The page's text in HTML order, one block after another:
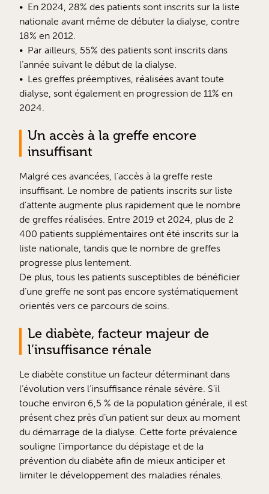
En 2024, 28% des patients sont inscrits sur la liste
nationale avant même de débuter la dialyse, contre
18% en 2012.
Par ailleurs, 55% des patients sont inscrits dans
l’année suivant le début de la dialyse.
Les greffes préemptives, réalisées avant toute
dialyse, sont également en progression de 11% en
2024.
Un accès à la greffe encore
insuffisant
Malgré ces avancées, l’accès à la greffe reste
insuffisant. Le nombre de patients inscrits sur liste
d’attente augmente plus rapidement que le nombre
de greffes réalisées. Entre 2019 et 2024, plus de 2
400 patients supplémentaires ont été inscrits sur la
liste nationale, tandis que le nombre de greffes
progresse plus lentement.
De plus, tous les patients susceptibles de bénéficier
d’une greffe ne sont pas encore systématiquement
orientés vers ce parcours de soins.
Le diabète, facteur majeur de
l’insuffisance rénale
Le diabète constitue un facteur déterminant dans
l’évolution vers l’insuffisance rénale sévère. S’il
touche environ 6,5 % de la population générale, il est
présent chez près d’un patient sur deux au moment
du démarrage de la dialyse. Cette forte prévalence
souligne l’importance du dépistage et de la
prévention du diabète afin de mieux anticiper et
limiter le développement des maladies rénales.